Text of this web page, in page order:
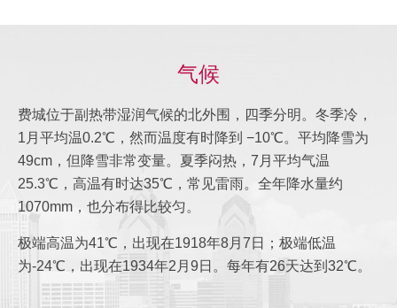
气候
费城位于副热带湿润气候的北外围，四季分明。冬季冷，
1月平均温0.2℃，然而温度有时降到 −10℃。平均降雪为
49cm，但降雪非常变量。夏季闷热，7月平均气温
25.3℃，高温有时达35℃，常见雷雨。全年降水量约
1070mm，也分布得比较匀。
极端高温为41℃，出现在1918年8月7日；极端低温
为-24℃，出现在1934年2月9日。每年有26天达到32℃。